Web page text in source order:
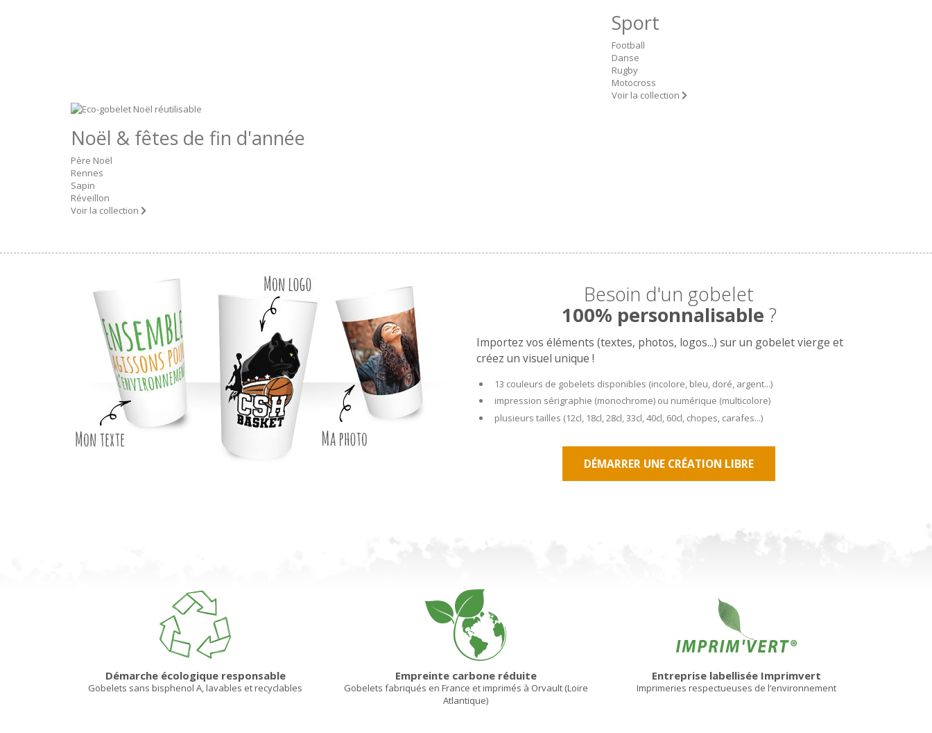
Sport
Football
Danse
Rugby
Motocross
Voir la collection
Noël & fêtes de fin d'année
Père Noël
Rennes
Sapin
Réveillon
Voir la collection
Besoin d'un gobelet
100% personnalisable ?
Importez vos éléments (textes, photos, logos...) sur un gobelet vierge et
créez un visuel unique !
13 couleurs de gobelets disponibles (incolore, bleu, doré, argent...)
impression sérigraphie (monochrome) ou numérique (multicolore)
plusieurs tailles (12cl, 18cl, 28cl, 33cl, 40cl, 60cl, chopes, carafes...)
DÉMARRER UNE CRÉATION LIBRE
Démarche écologique responsable
Gobelets sans bisphenol A, lavables et recyclables
Empreinte carbone réduite
Gobelets fabriqués en France et imprimés à Orvault (Loire
Atlantique)
Entreprise labellisée Imprimvert
Imprimeries respectueuses de l’environnement